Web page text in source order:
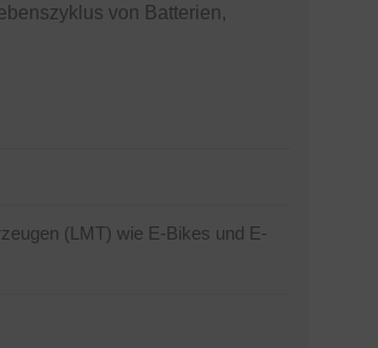
von Batterien,
(LMT) wie E-Bikes und E-